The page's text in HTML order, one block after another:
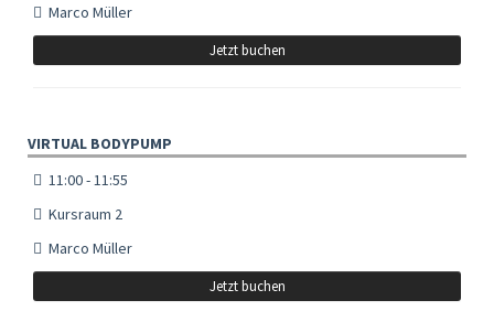
Marco Müller
Jetzt buchen
VIRTUAL BODYPUMP
11:00 - 11:55
Kursraum 2
Marco Müller
Jetzt buchen